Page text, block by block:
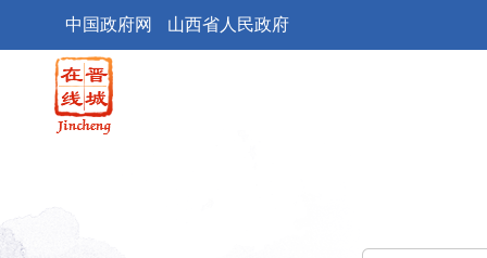
中国政府网 山西省人民政府